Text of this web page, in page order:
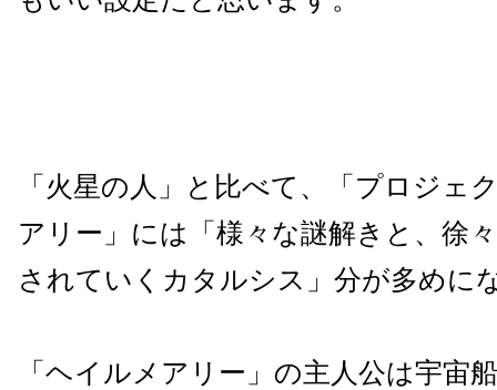
「火星の人」と比べて、「プロジェ
アリー」には「様々な謎解きと、徐
されていくカタルシス」分が多めに
「ヘイルメアリー」の主人公は宇宙